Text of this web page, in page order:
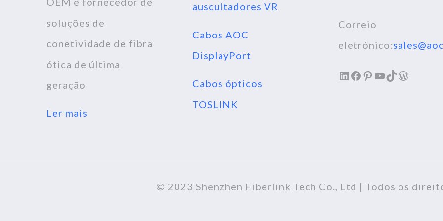
soluções de
conetividade de fibra
ótica de última
geração
Ler mais
auscultadores VR
Cabos AOC
DisplayPort
Cabos ópticos
TOSLINK
Correio
eletrónico:
LinkedIn
Facebook
Pinterest
YouTube
TikTok
© 2023 Shenzhen Fiberlink Tech Co., Ltd | Todos os